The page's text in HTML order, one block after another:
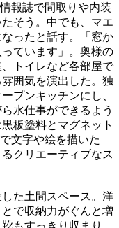
報誌で間取りや内装
そう。中でも、マエ
ったと話す。「窓か
ています」。奥様の
トイレなど各部屋で
囲気を演出した。独
プンキッチンにし、
水仕事ができるよう
板塗料とマグネット
文字や絵を描いた
クリエーティブなス
た土間スペース。洋
で収納力がぐんと増
もすっきり収まり、